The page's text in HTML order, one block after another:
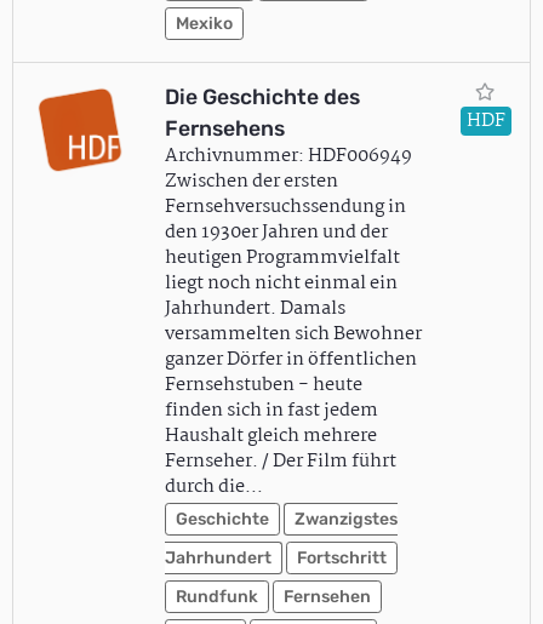
Mexiko
Die Geschichte des
Fernsehens
Archivnummer: HDF006949
Zwischen der ersten
Fernsehversuchssendung in
den 1930er Jahren und der
heutigen Programmvielfalt
liegt noch nicht einmal ein
Jahrhundert. Damals
versammelten sich Bewohner
ganzer Dörfer in öffentlichen
Fernsehstuben - heute
finden sich in fast jedem
Haushalt gleich mehrere
Fernseher. / Der Film führt
durch die…
Geschichte
Zwanzigstes
Jahrhundert
Fortschritt
Rundfunk
Fernsehen
HDF